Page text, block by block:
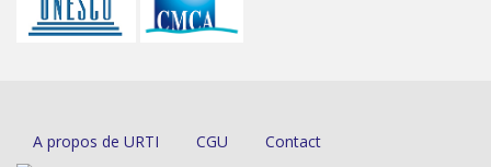
A propos de URTI CGU Contact